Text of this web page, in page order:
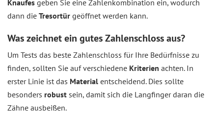
Knaufes geben Sie eine Zahlenkombination ein, wodurch
dann die Tresortür geöffnet werden kann.
Was zeichnet ein gutes Zahlenschloss aus?
Um Tests das beste Zahlenschloss für Ihre Bedürfnisse zu
finden, sollten Sie auf verschiedene Kriterien achten. In
erster Linie ist das Material entscheidend. Dies sollte
besonders robust sein, damit sich die Langfinger daran die
Zähne ausbeißen.